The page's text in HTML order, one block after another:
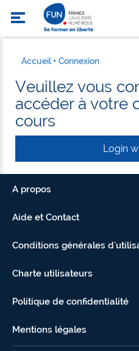
Accueil Connexion
Veuillez vous
accéder à votre
cours
Login
A propos
Aide et Contact
Conditions générales
Charte utilisateurs
Politique de confidentialité
Mentions légales